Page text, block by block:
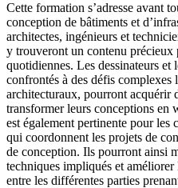
Cette formation s’adresse avant
conception de bâtiments et
architectes, ingénieurs et
y trouveront un contenu précieux
quotidiennes. Les dessinateurs et
confrontés à des défis
architecturaux, pourront acquérir
transformer leurs conceptions
est également pertinente pour les
qui coordonnent les projets de
de conception. Ils pourront ainsi
techniques impliqués et
entre les différentes parties